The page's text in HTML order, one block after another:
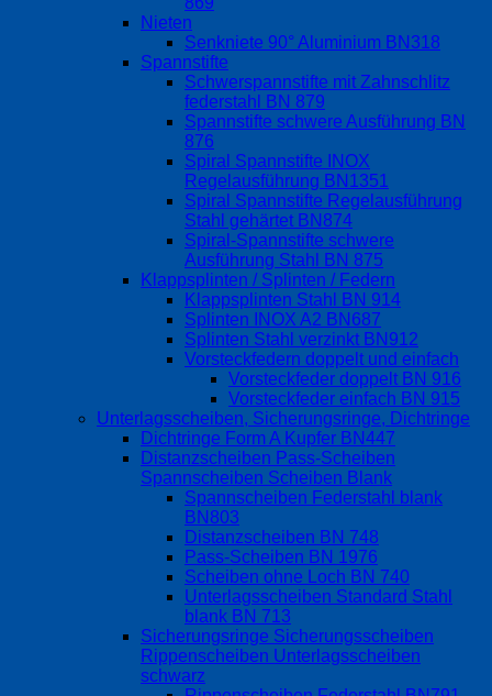
Nieten
Senkniete 90° Aluminium BN318
Spannstifte
Schwerspannstifte mit Zahnschlitz
federstahl BN 879
Spannstifte schwere Ausführung BN
876
Spiral Spannstifte INOX
Regelausführung BN1351
Spiral Spannstifte Regelausführung
Stahl gehärtet BN874
Spiral-Spannstifte schwere
Ausführung Stahl BN 875
Klappsplinten / Splinten / Federn
Klappsplinten Stahl BN 914
Splinten INOX A2 BN687
Splinten Stahl verzinkt BN912
Vorsteckfedern doppelt und einfach
Vorsteckfeder doppelt BN 916
Vorsteckfeder einfach BN 915
Unterlagsscheiben, Sicherungsringe, Dichtringe
Dichtringe Form A Kupfer BN447
Distanzscheiben Pass-Scheiben
Spannscheiben Scheiben Blank
Spannscheiben Federstahl blank
BN803
Distanzscheiben BN 748
Pass-Scheiben BN 1976
Scheiben ohne Loch BN 740
Unterlagsscheiben Standard Stahl
blank BN 713
Sicherungsringe Sicherungsscheiben
Rippenscheiben Unterlagsscheiben
schwarz